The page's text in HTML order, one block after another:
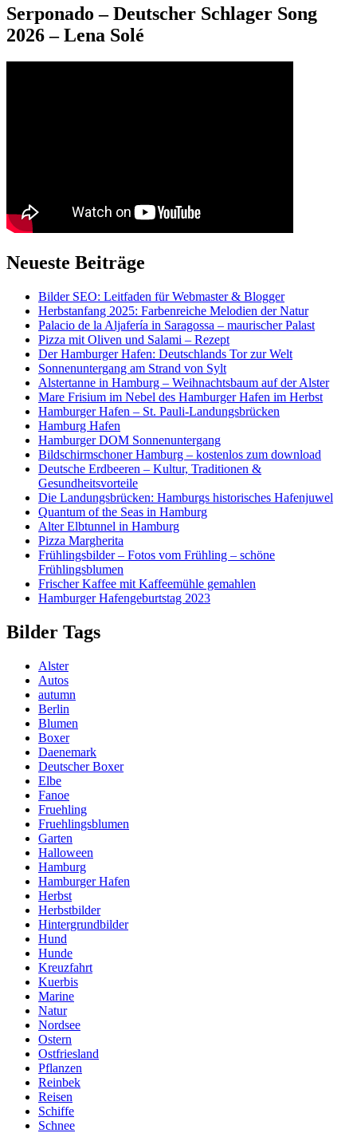
Serponado – Deutscher Schlager Song
2026 – Lena Solé
Neueste Beiträge
Bilder SEO: Leitfaden für Webmaster & Blogger
Herbstanfang 2025: Farbenreiche Melodien der Natur
Palacio de la Aljafería in Saragossa – maurischer Palast
Pizza mit Oliven und Salami – Rezept
Der Hamburger Hafen: Deutschlands Tor zur Welt
Sonnenuntergang am Strand von Sylt
Alstertanne in Hamburg – Weihnachtsbaum auf der Alster
Mare Frisium im Nebel des Hamburger Hafen im Herbst
Hamburger Hafen – St. Pauli-Landungsbrücken
Hamburg Hafen
Hamburger DOM Sonnenuntergang
Bildschirmschoner Hamburg – kostenlos zum download
Deutsche Erdbeeren – Kultur, Traditionen &
Gesundheitsvorteile
Die Landungsbrücken: Hamburgs historisches Hafenjuwel
Quantum of the Seas in Hamburg
Alter Elbtunnel in Hamburg
Pizza Margherita
Frühlingsbilder – Fotos vom Frühling – schöne
Frühlingsblumen
Frischer Kaffee mit Kaffeemühle gemahlen
Hamburger Hafengeburtstag 2023
Bilder Tags
Alster
Autos
autumn
Berlin
Blumen
Boxer
Daenemark
Deutscher Boxer
Elbe
Fanoe
Fruehling
Fruehlingsblumen
Garten
Halloween
Hamburg
Hamburger Hafen
Herbst
Herbstbilder
Hintergrundbilder
Hund
Hunde
Kreuzfahrt
Kuerbis
Marine
Natur
Nordsee
Ostern
Ostfriesland
Pflanzen
Reinbek
Reisen
Schiffe
Schnee